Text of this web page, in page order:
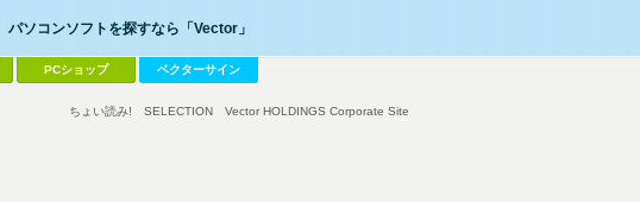
パソコンソフトを探すなら「Vector」
PCショップ ベクターサイン
ちょい読み! SELECTION Vector HOLDINGS Corporate Site